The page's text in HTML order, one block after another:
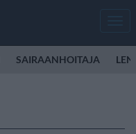
SAIRAANHOITAJA